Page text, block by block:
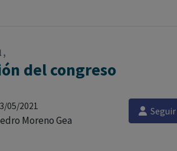
,
del congreso
05/2021
Moreno Gea